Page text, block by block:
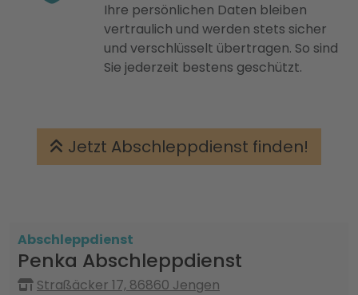
Ihre persönlichen Daten bleiben
vertraulich und werden stets sicher
und verschlüsselt übertragen. So sind
Sie jederzeit bestens geschützt.
Jetzt Abschleppdienst finden!
Abschleppdienst
Penka Abschleppdienst
Straßäcker 17, 86860 Jengen